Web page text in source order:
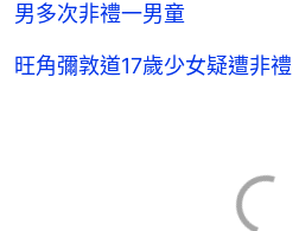
男多次非禮一男童
旺角彌敦道17歲少女疑遭非